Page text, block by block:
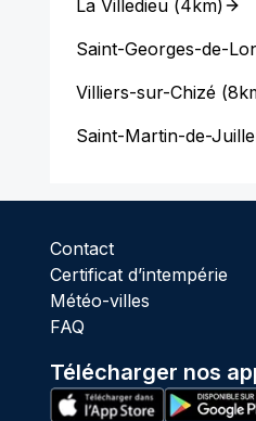
La Villedieu(4km)
Saint-Georges-de-
Villiers-sur-Chizé(
Saint-Martin-de-
Contact
Certificat d’intempérie
Météo-villes
FAQ
Télécharger nos